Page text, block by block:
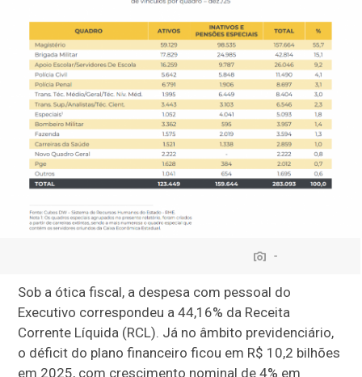
-
Sob a ótica fiscal, a despesa com pessoal do
Executivo correspondeu a 44,16% da Receita
Corrente Líquida (RCL). Já no âmbito previdenciário,
o déficit do plano financeiro ficou em R$ 10,2 bilhões
em 2025, com crescimento nominal de 4% em